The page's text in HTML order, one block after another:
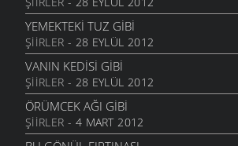
BAHÇESIZ BARSIZ ADAM
2 HAZIRAN 2006
SENDE YAR
2 HAZIRAN 2006
GÜL DÜĞÜMÜ
2 HAZIRAN 2006
YARALIDIR
2 HAZIRAN 2006
YEMEKTEKI TUZ GIBI
ŞIIRLER - 28 EYLÜL 2012
VANIN KEDISI GIBI
ŞIIRLER - 28 EYLÜL 2012
ÖRÜMCEK AĞI GIBI
ŞIIRLER - 4 MART 2012